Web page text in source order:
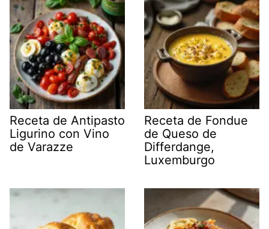
Receta de Antipasto
Ligurino con Vino
de Varazze
Receta de Fondue
de Queso de
Differdange,
Luxemburgo